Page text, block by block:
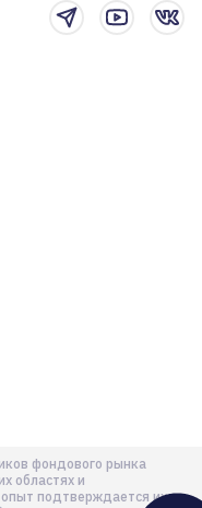
фондового рынка
областях и
подтверждается их